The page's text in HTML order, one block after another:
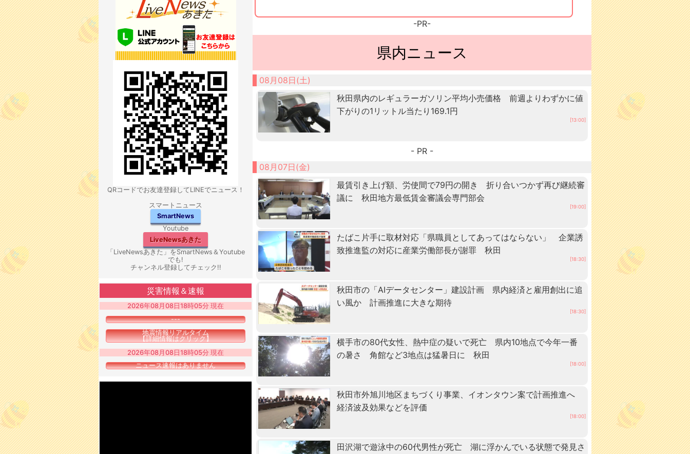
-PR-
県内ニュース
08月08日(土)
秋田県内のレギュラーガソリン平均小売価格 前週よりわずかに値
下がりの1リットル当たり169.1円
[13:00]
- PR -
08月07日(金)
最賃引き上げ額、労使間で79円の開き 折り合いつかず再び継続審
議に 秋田地方最低賃金審議会専門部会
[19:00]
たばこ片手に取材対応「県職員としてあってはならない」 企業誘
致推進監の対応に産業労働部長が謝罪 秋田
[18:30]
秋田市の「AIデータセンター」建設計画 県内経済と雇用創出に追
い風か 計画推進に大きな期待
[18:30]
横手市の80代女性、熱中症の疑いで死亡 県内10地点で今年一番
の暑さ 角館など3地点は猛暑日に 秋田
[18:00]
秋田市外旭川地区まちづくり事業、イオンタウン案で計画推進へ
経済波及効果などを評価
[18:00]
田沢湖で遊泳中の60代男性が死亡 湖に浮かんでいる状態で発見さ
QRコードでお友達登録してLINEでニュース！
スマートニュース
SmartNews
Youtube
LiveNewsあきた
「LiveNewsあきた」をSmartNews＆Youtube
でも!
チャンネル登録してチェック!!
災害情報＆速報
2026年08月08日18時05分 現在
---
地震情報リアルタイム
【詳細情報はクリック】
2026年08月08日18時05分 現在
ニュース速報はありません